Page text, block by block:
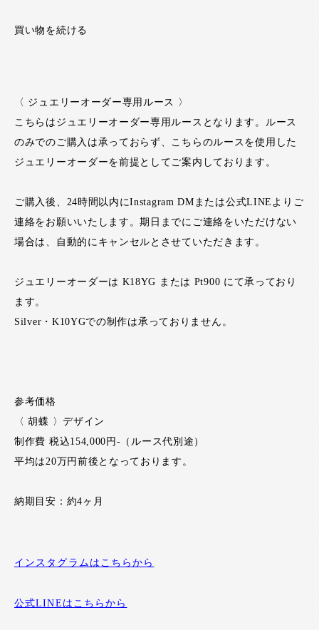
買い物を続ける
〈 ジュエリーオーダー専用ルース 〉
こちらはジュエリーオーダー専用ルースとなります。ルース
のみでのご購入は承っておらず、こちらのルースを使用した
ジュエリーオーダーを前提としてご案内しております。
ご購入後、24時間以内にInstagram DMまたは公式LINEよりご
連絡をお願いいたします。期日までにご連絡をいただけない
場合は、自動的にキャンセルとさせていただきます。
ジュエリーオーダーは K18YG または Pt900 にて承っており
ます。
Silver・K10YGでの制作は承っておりません。
参考価格
〈 胡蝶 〉デザイン
制作費 税込154,000円-（ルース代別途）
平均は20万円前後となっております。
納期目安：約4ヶ月
インスタグラムはこちらから
公式LINEはこちらから